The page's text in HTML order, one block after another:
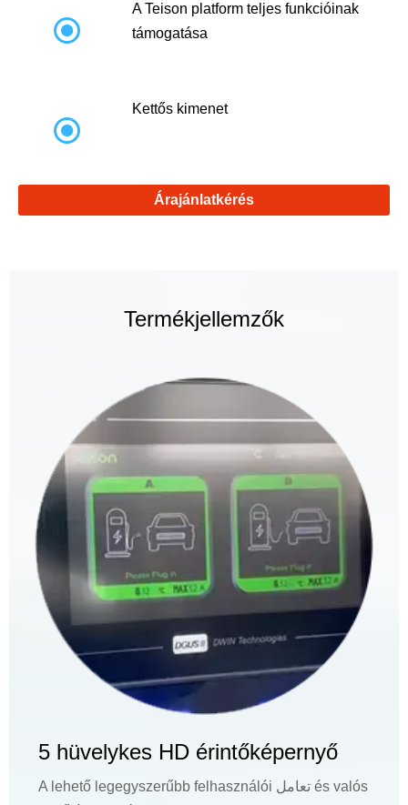

A Teison platform teljes funkcióinak
támogatása

Kettős kimenet
Árajánlatkérés
Termékjellemzők
5 hüvelykes HD érintőképernyő
A lehető legegyszerűbb felhasználói تعامل és valós